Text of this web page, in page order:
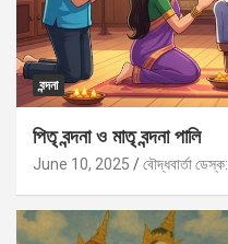
বন্দনা
পিতৃ বন্দনা ও মাতৃ বন্দনা পালি
June 10, 2025 বৌদ্ধবার্তা ডেস্ক: